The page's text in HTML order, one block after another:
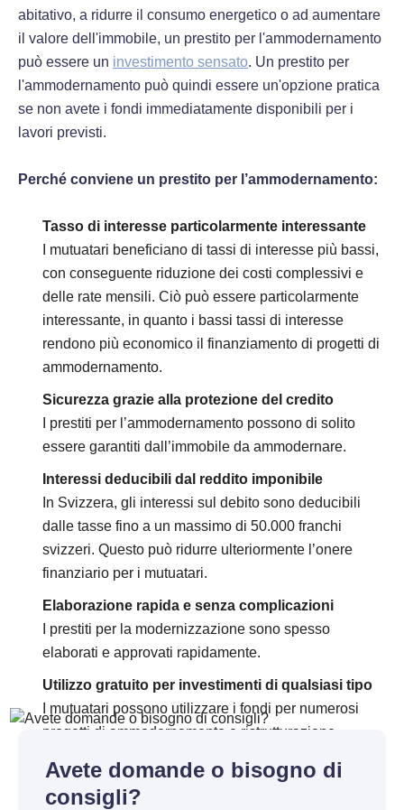
abitativo, a ridurre il consumo energetico o ad aumentare
il valore dell'immobile, un prestito per l'ammodernamento
può essere un investimento sensato. Un prestito per
l'ammodernamento può quindi essere un'opzione pratica
se non avete i fondi immediatamente disponibili per i
lavori previsti.
Perché conviene un prestito per l’ammodernamento:
Tasso di interesse particolarmente interessante
I mutuatari beneficiano di tassi di interesse più bassi,
con conseguente riduzione dei costi complessivi e
delle rate mensili. Ciò può essere particolarmente
interessante, in quanto i bassi tassi di interesse
rendono più economico il finanziamento di progetti di
ammodernamento.
Sicurezza grazie alla protezione del credito
I prestiti per l’ammodernamento possono di solito
essere garantiti dall’immobile da ammodernare.
Interessi deducibili dal reddito imponibile
In Svizzera, gli interessi sul debito sono deducibili
dalle tasse fino a un massimo di 50.000 franchi
svizzeri. Questo può ridurre ulteriormente l’onere
finanziario per i mutuatari.
Elaborazione rapida e senza complicazioni
I prestiti per la modernizzazione sono spesso
elaborati e approvati rapidamente.
Utilizzo gratuito per investimenti di qualsiasi tipo
I mutuatari possono utilizzare i fondi per numerosi
progetti di ammodernamento e ristrutturazione.
Avete domande o bisogno di
consigli?